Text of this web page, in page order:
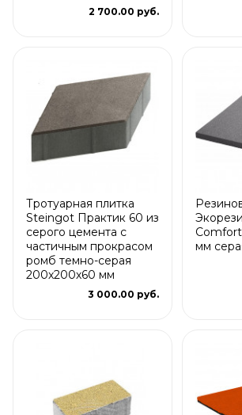
2 700.00 руб.
Тротуарная плитка
Steingot Практик 60 из
серого цемента с
частичным прокрасом
ромб темно-серая
200х200х60 мм
3 000.00 руб.
мм